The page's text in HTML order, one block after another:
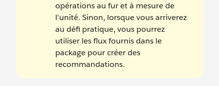
opérations au fur et à mesure de
l’unité. Sinon, lorsque vous arriverez
au défi pratique, vous pourrez
utiliser les flux fournis dans le
package pour créer des
recommandations.